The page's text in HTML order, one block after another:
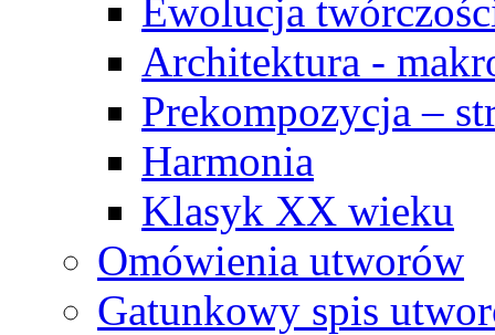
Ewolucja
Architektura -
Prekompozycja –
Harmonia
Klasyk XX wieku
Omówienia utworów
Gatunkowy spis